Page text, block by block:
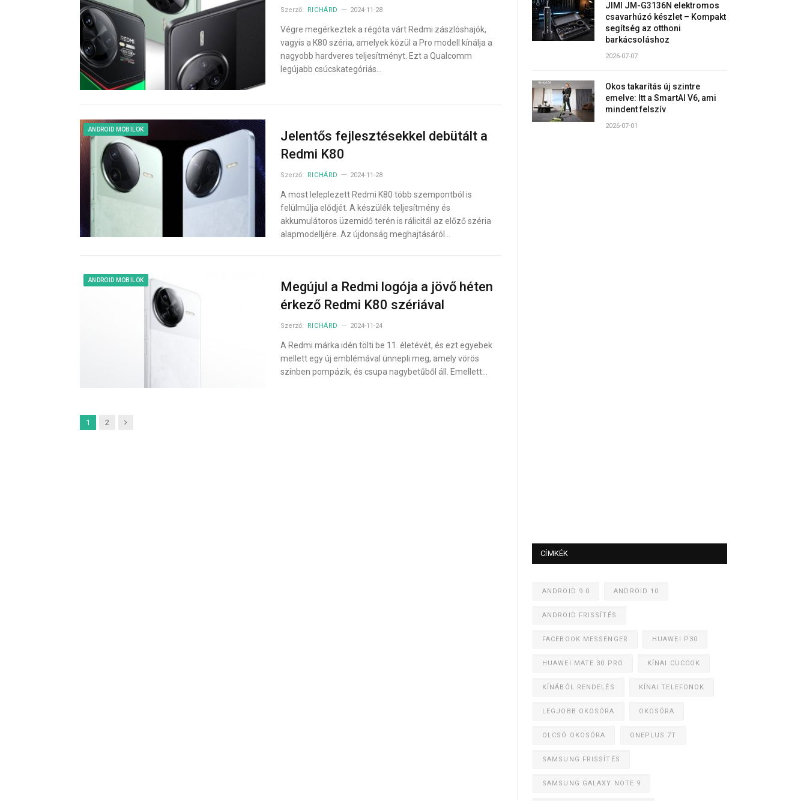
Szerző: RICHÁRD 2024-11-28
Végre megérkeztek a régóta várt Redmi zászlóshajók,
vagyis a K80 széria, amelyek közül a Pro modell kínálja a
nagyobb hardveres teljesítményt. Ezt a Qualcomm
legújabb csúcskategóriás…
ANDROID MOBILOK
Jelentős fejlesztésekkel debütált a
Redmi K80
Szerző: RICHÁRD 2024-11-28
A most leleplezett Redmi K80 több szempontból is
felülmúlja elődjét. A készülék teljesítmény és
akkumulátoros üzemidő terén is rálicitál az előző széria
alapmodelljére. Az újdonság meghajtásáról…
ANDROID MOBILOK
Megújul a Redmi logója a jövő héten
érkező Redmi K80 szériával
Szerző: RICHÁRD 2024-11-24
A Redmi márka idén tölti be 11. életévét, és ezt egyebek
mellett egy új emblémával ünnepli meg, amely vörös
színben pompázik, és csupa nagybetűből áll. Emellett…
1 2 Next
JIMI JM-G3136N elektromos
csavarhúzó készlet – Kompakt
segítség az otthoni
barkácsoláshoz
2026-07-07
Okos takarítás új szintre
emelve: Itt a SmartAI V6, ami
mindent felszív
2026-07-01
CÍMKÉK
ANDROID 9.0 ANDROID 10
ANDROID FRISSÍTÉS
FACEBOOK MESSENGER HUAWEI P30
HUAWEI MATE 30 PRO KÍNAI CUCCOK
KÍNÁBÓL RENDELÉS KÍNAI TELEFONOK
LEGJOBB OKOSÓRA OKOSÓRA
OLCSÓ OKOSÓRA ONEPLUS 7T
SAMSUNG FRISSÍTÉS
SAMSUNG GALAXY NOTE 9